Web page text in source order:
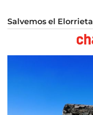
Salvemos el Elorrieta